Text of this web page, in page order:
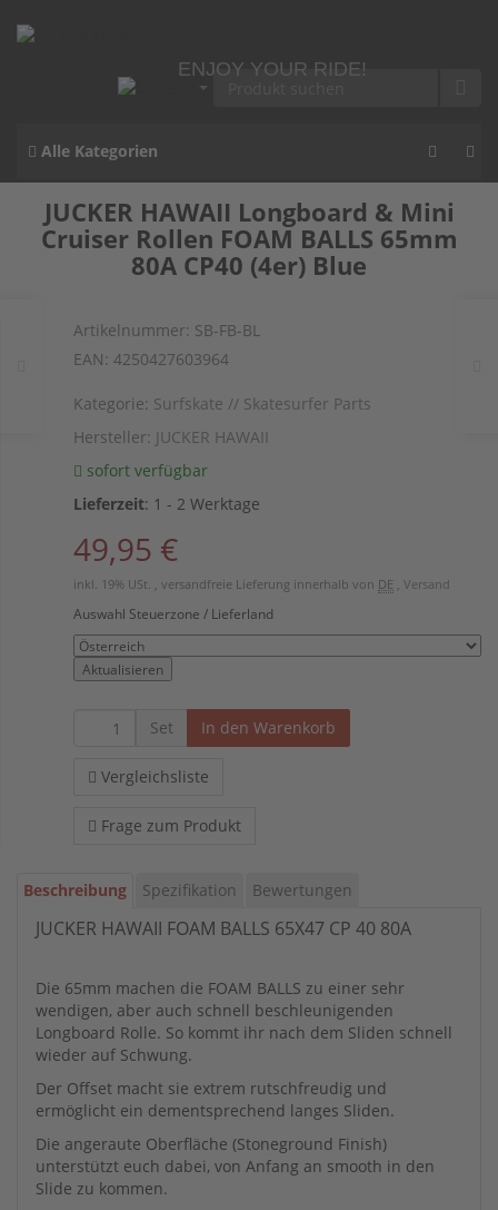
ENJOY YOUR RIDE!
Alle Kategorien
JUCKER HAWAII Longboard & Mini
Cruiser Rollen FOAM BALLS 65mm
80A CP40 (4er) Blue
Artikelnummer: SB-FB-BL
EAN: 4250427603964
Kategorie: Surfskate // Skatesurfer Parts
Hersteller: JUCKER HAWAII
sofort verfügbar
Lieferzeit: 1 - 2 Werktage
49,95 €
inkl. 19% USt. , versandfreie Lieferung innerhalb von DE , Versand
Auswahl Steuerzone / Lieferland
Aktualisieren
Set In den Warenkorb
Vergleichsliste
Frage zum Produkt
Beschreibung Spezifikation Bewertungen
JUCKER HAWAII FOAM BALLS 65X47 CP 40 80A
Die 65mm machen die FOAM BALLS zu einer sehr
wendigen, aber auch schnell beschleunigenden
Longboard Rolle. So kommt ihr nach dem Sliden schnell
wieder auf Schwung.
Der Offset macht sie extrem rutschfreudig und
ermöglicht ein dementsprechend langes Sliden.
Die angeraute Oberfläche (Stoneground Finish)
unterstützt euch dabei, von Anfang an smooth in den
Slide zu kommen.